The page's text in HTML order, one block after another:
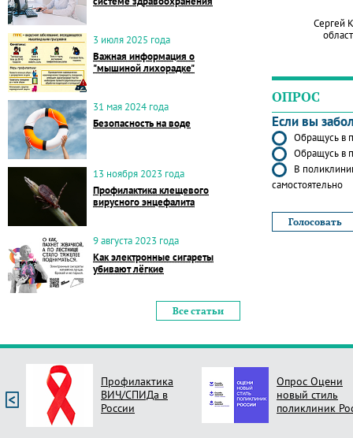
3 июля 2025 года
Важная информация о
"мышиной лихорадке"
31 мая 2024 года
Безопасность на воде
13 ноября 2023 года
Профилактика клещевого
вирусного энцефалита
9 августа 2023 года
Как электронные сигареты
убивают лёгкие
Все статьи
Сергей
ОПРОС
Если вы
Обращусь в
Обращусь в
В
самостоятельно
Профилактика
ВИЧ/СПИДа в
России
Опрос Оцени
новый стиль
поликлиник